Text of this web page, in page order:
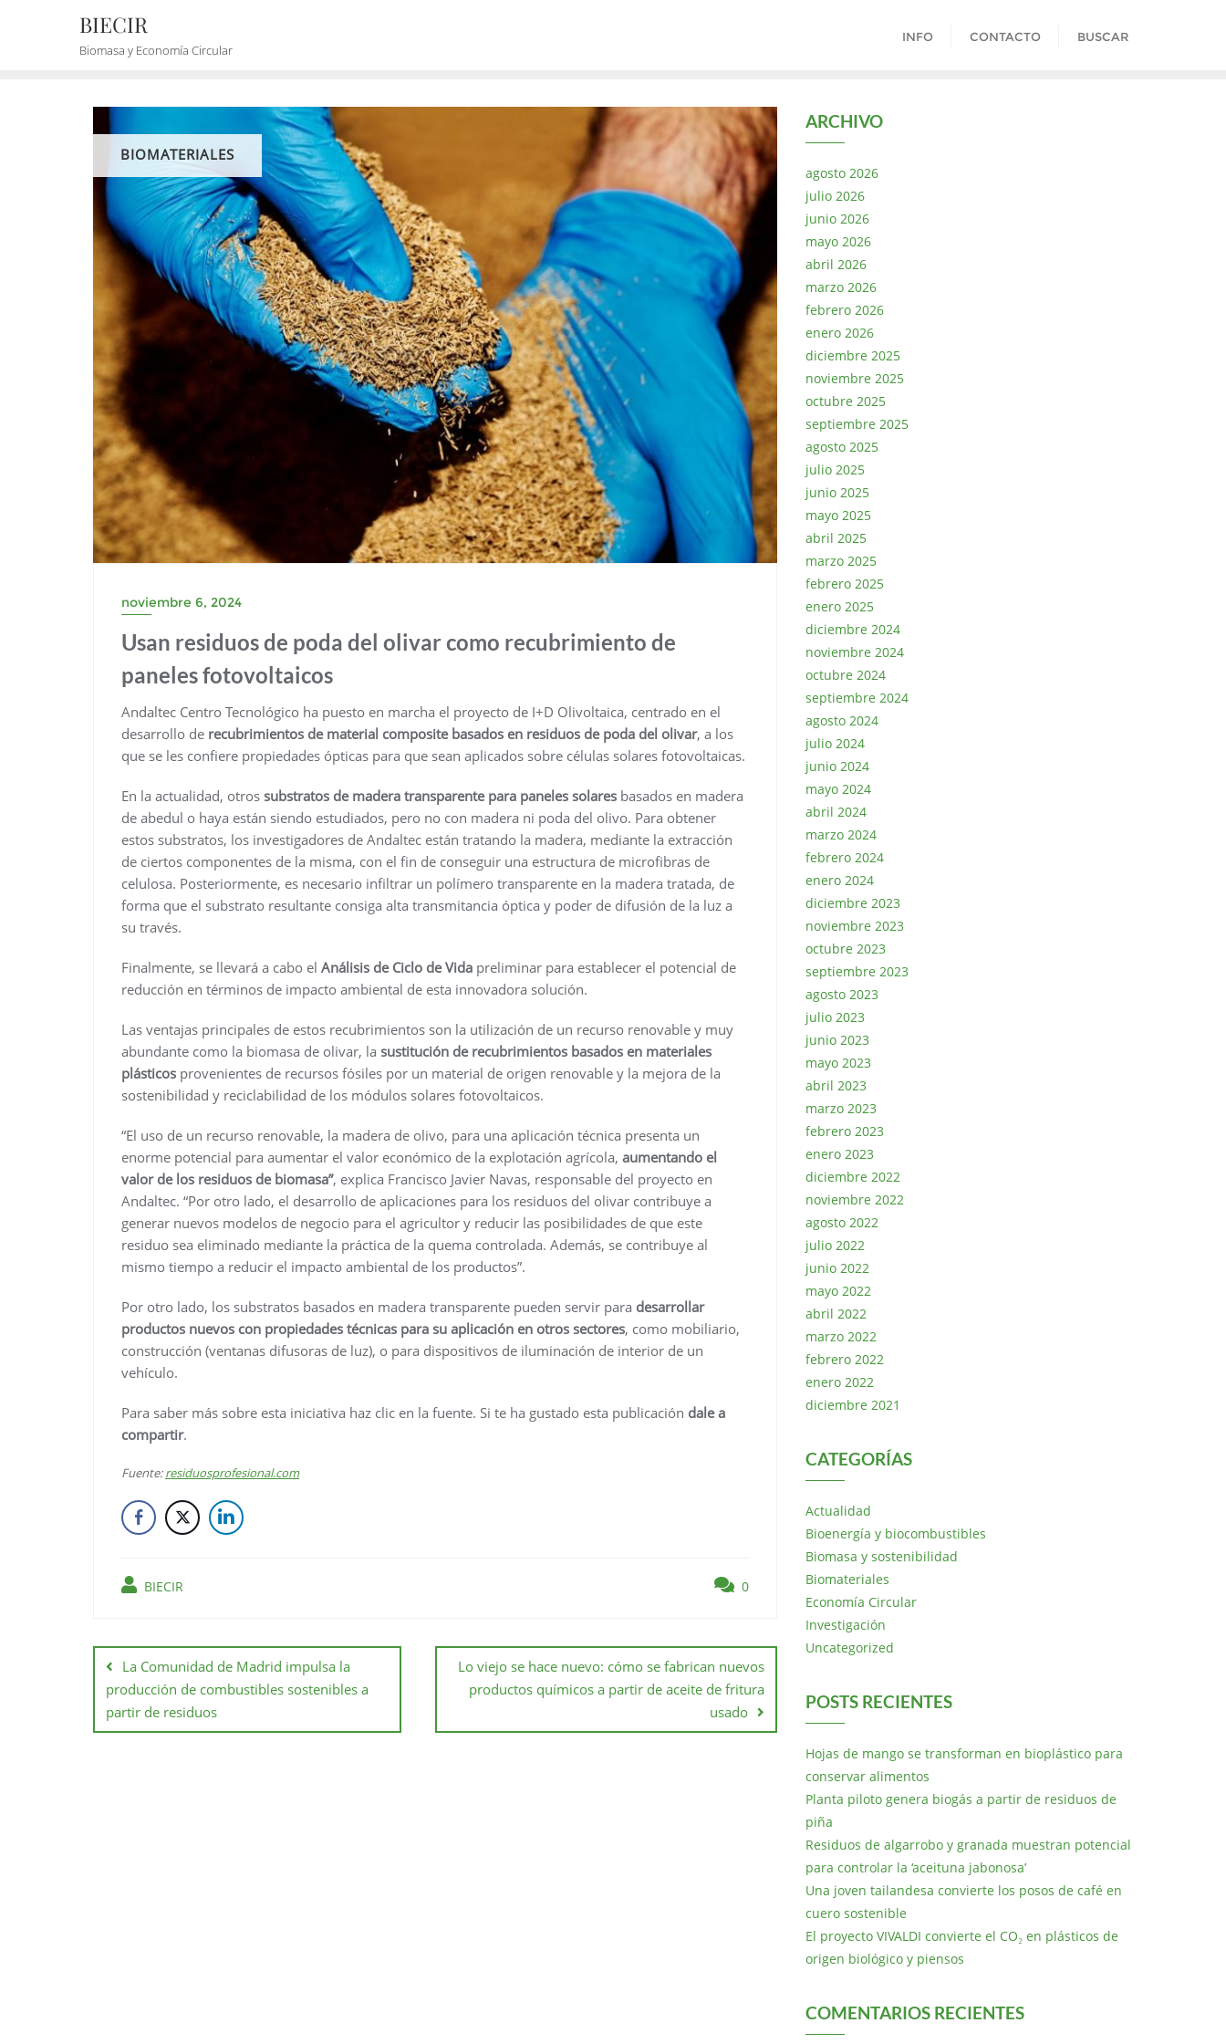
BIECIR
Biomasa y Economía Circular
INFO CONTACTO BUSCAR
BIOMATERIALES
noviembre 6, 2024
Usan residuos de poda del olivar como recubrimiento de
paneles fotovoltaicos
Andaltec Centro Tecnológico ha puesto en marcha el proyecto de I+D Olivoltaica, centrado en el
desarrollo de recubrimientos de material composite basados en residuos de poda del olivar, a los
que se les confiere propiedades ópticas para que sean aplicados sobre células solares fotovoltaicas.
En la actualidad, otros substratos de madera transparente para paneles solares basados en madera
de abedul o haya están siendo estudiados, pero no con madera ni poda del olivo. Para obtener
estos substratos, los investigadores de Andaltec están tratando la madera, mediante la extracción
de ciertos componentes de la misma, con el fin de conseguir una estructura de microfibras de
celulosa. Posteriormente, es necesario infiltrar un polímero transparente en la madera tratada, de
forma que el substrato resultante consiga alta transmitancia óptica y poder de difusión de la luz a
su través.
Finalmente, se llevará a cabo el Análisis de Ciclo de Vida preliminar para establecer el potencial de
reducción en términos de impacto ambiental de esta innovadora solución.
Las ventajas principales de estos recubrimientos son la utilización de un recurso renovable y muy
abundante como la biomasa de olivar, la sustitución de recubrimientos basados en materiales
plásticos provenientes de recursos fósiles por un material de origen renovable y la mejora de la
sostenibilidad y reciclabilidad de los módulos solares fotovoltaicos.
“El uso de un recurso renovable, la madera de olivo, para una aplicación técnica presenta un
enorme potencial para aumentar el valor económico de la explotación agrícola, aumentando el
valor de los residuos de biomasa”, explica Francisco Javier Navas, responsable del proyecto en
Andaltec. “Por otro lado, el desarrollo de aplicaciones para los residuos del olivar contribuye a
generar nuevos modelos de negocio para el agricultor y reducir las posibilidades de que este
residuo sea eliminado mediante la práctica de la quema controlada. Además, se contribuye al
mismo tiempo a reducir el impacto ambiental de los productos”.
Por otro lado, los substratos basados en madera transparente pueden servir para desarrollar
productos nuevos con propiedades técnicas para su aplicación en otros sectores, como mobiliario,
construcción (ventanas difusoras de luz), o para dispositivos de iluminación de interior de un
vehículo.
Para saber más sobre esta iniciativa haz clic en la fuente. Si te ha gustado esta publicación dale a
compartir.
Fuente:residuosprofesional.com
BIECIR 0
La Comunidad de Madrid impulsa la
producción de combustibles sostenibles a
partir de residuos
Lo viejo se hace nuevo: cómo se fabrican nuevos
productos químicos a partir de aceite de fritura
usado
ARCHIVO
agosto 2026
julio 2026
junio 2026
mayo 2026
abril 2026
marzo 2026
febrero 2026
enero 2026
diciembre 2025
noviembre 2025
octubre 2025
septiembre 2025
agosto 2025
julio 2025
junio 2025
mayo 2025
abril 2025
marzo 2025
febrero 2025
enero 2025
diciembre 2024
noviembre 2024
octubre 2024
septiembre 2024
agosto 2024
julio 2024
junio 2024
mayo 2024
abril 2024
marzo 2024
febrero 2024
enero 2024
diciembre 2023
noviembre 2023
octubre 2023
septiembre 2023
agosto 2023
julio 2023
junio 2023
mayo 2023
abril 2023
marzo 2023
febrero 2023
enero 2023
diciembre 2022
noviembre 2022
agosto 2022
julio 2022
junio 2022
mayo 2022
abril 2022
marzo 2022
febrero 2022
enero 2022
diciembre 2021
CATEGORÍAS
Actualidad
Bioenergía y biocombustibles
Biomasa y sostenibilidad
Biomateriales
Economía Circular
Investigación
Uncategorized
POSTS RECIENTES
Hojas de mango se transforman en bioplástico para
conservar alimentos
Planta piloto genera biogás a partir de residuos de
piña
Residuos de algarrobo y granada muestran potencial
para controlar la ‘aceituna jabonosa’
Una joven tailandesa convierte los posos de café en
cuero sostenible
El proyecto VIVALDI convierte el CO₂ en plásticos de
origen biológico y piensos
COMENTARIOS RECIENTES